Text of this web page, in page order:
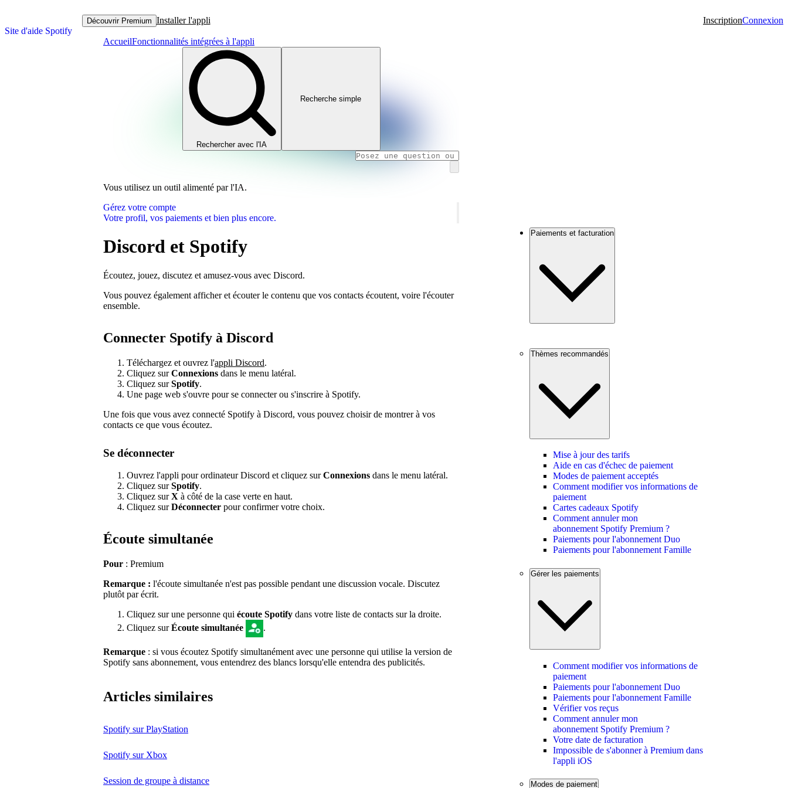
Site d'aide Spotify
Découvrir Premium Installer l'appli InscriptionConnexion
AccueilFonctionnalités intégrées à l'appli
Rechercher avec l'IA
Recherche simple
Vous utilisez un outil alimenté par l'IA.
Gérez votre compte
Votre profil, vos paiements et bien plus encore.
Discord et Spotify
Écoutez, jouez, discutez et amusez-vous avec Discord.
Vous pouvez également afficher et écouter le contenu que vos contacts écoutent, voire l'écouter
ensemble.
Connecter Spotify à Discord
Téléchargez et ouvrez l'appli Discord.
Cliquez surConnexions dans le menu latéral.
Cliquez surSpotify.
Une page web s'ouvre pour se connecter ou s'inscrire à Spotify.
Une fois que vous avez connecté Spotify à Discord, vous pouvez choisir de montrer à vos
contacts ce que vous écoutez.
Se déconnecter
Ouvrez l'appli pour ordinateur Discord et cliquez surConnexions dans le menu latéral.
Cliquez surSpotify.
Cliquez surX à côté de la case verte en haut.
Cliquez surDéconnecter pour confirmer votre choix.
Écoute simultanée
Pour : Premium
Remarque : l'écoute simultanée n'est pas possible pendant une discussion vocale. Discutez
plutôt par écrit.
Cliquez sur une personne qui écoute Spotify dans votre liste de contacts sur la droite.
Cliquez surÉcoute simultanée .
Remarque : si vous écoutez Spotify simultanément avec une personne qui utilise la version de
Spotify sans abonnement, vous entendrez des blancs lorsqu'elle entendra des publicités.
Articles similaires
Spotify sur PlayStation
Spotify sur Xbox
Session de groupe à distance
Paiements et facturation
Thèmes recommandés
Mise à jour des tarifs
Aide en cas d'échec de paiement
Modes de paiement acceptés
Comment modifier vos informations de
paiement
Cartes cadeaux Spotify
Comment annuler mon
abonnement Spotify Premium ?
Paiements pour l'abonnement Duo
Paiements pour l'abonnement Famille
Gérer les paiements
Comment modifier vos informations de
paiement
Paiements pour l'abonnement Duo
Paiements pour l'abonnement Famille
Vérifier vos reçus
Comment annuler mon
abonnement Spotify Premium ?
Votre date de facturation
Impossible de s'abonner à Premium dans
l'appli iOS
Modes de paiement